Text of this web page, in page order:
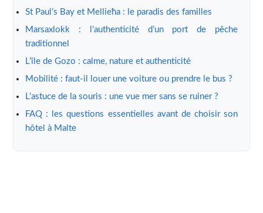
St Paul’s Bay et Mellieħa : le paradis des familles
Marsaxlokk : l’authenticité d’un port de pêche
traditionnel
L’île de Gozo : calme, nature et authenticité
Mobilité : faut-il louer une voiture ou prendre le bus ?
L’astuce de la souris : une vue mer sans se ruiner ?
FAQ : les questions essentielles avant de choisir son
hôtel à Malte